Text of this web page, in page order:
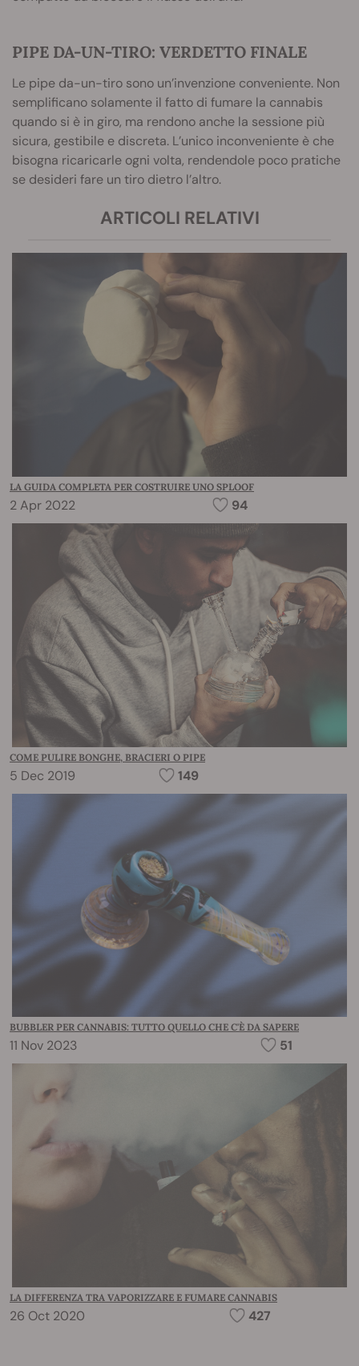
PIPE DA-UN-TIRO: VERDETTO FINALE
Le pipe da-un-tiro sono un’invenzione conveniente. Non
semplificano solamente il fatto di fumare la cannabis
quando si è in giro, ma rendono anche la sessione più
sicura, gestibile e discreta. L’unico inconveniente è che
bisogna ricaricarle ogni volta, rendendole poco pratiche
se desideri fare un tiro dietro l’altro.
ARTICOLI RELATIVI
LA GUIDA COMPLETA PER COSTRUIRE UNO SPLOOF
2 Apr 2022 94
COME PULIRE BONGHE, BRACIERI O PIPE
5 Dec 2019 149
BUBBLER PER CANNABIS: TUTTO QUELLO CHE C'È DA SAPERE
11 Nov 2023 51
LA DIFFERENZA TRA VAPORIZZARE E FUMARE CANNABIS
26 Oct 2020 427